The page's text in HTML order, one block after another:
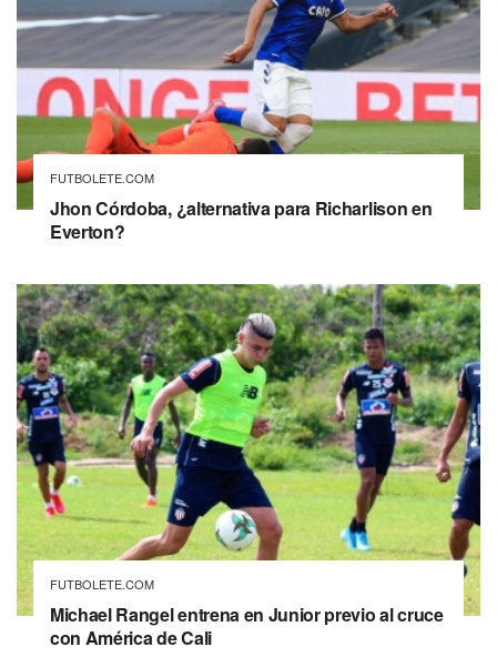
FUTBOLETE.COM
Jhon Córdoba, ¿alternativa para Richarlison en
Everton?
FUTBOLETE.COM
Michael Rangel entrena en Junior previo al cruce
con América de Cali